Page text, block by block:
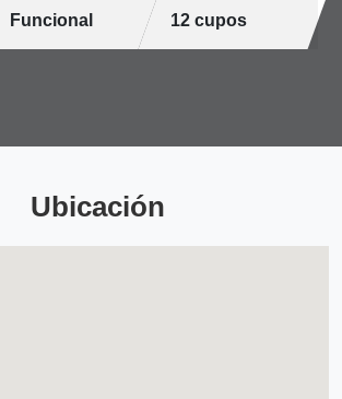
Funcional 12 cupos
Ubicación